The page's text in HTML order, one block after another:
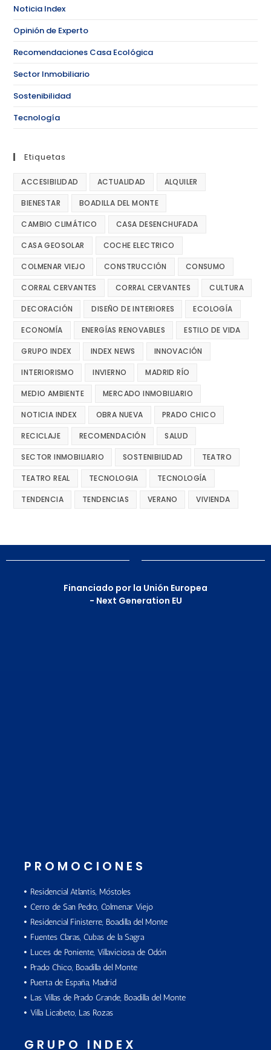
Noticia Index
Opinión de Experto
Recomendaciones Casa Ecológica
Sector Inmobiliario
Sostenibilidad
Tecnología
Etiquetas
ACCESIBILIDAD ACTUALIDAD ALQUILER
BIENESTAR BOADILLA DEL MONTE
CAMBIO CLIMÁTICO CASA DESENCHUFADA
CASA GEOSOLAR COCHE ELECTRICO
COLMENAR VIEJO CONSTRUCCIÓN CONSUMO
CORRAL CERVANTES CORRAL CERVANTES CULTURA
DECORACIÓN DISEÑO DE INTERIORES ECOLOGÍA
ECONOMÍA ENERGÍAS RENOVABLES ESTILO DE VIDA
GRUPO INDEX INDEX NEWS INNOVACIÓN
INTERIORISMO INVIERNO MADRID RÍO
MEDIO AMBIENTE MERCADO INMOBILIARIO
NOTICIA INDEX OBRA NUEVA PRADO CHICO
RECICLAJE RECOMENDACIÓN SALUD
SECTOR INMOBILIARIO SOSTENIBILIDAD TEATRO
TEATRO REAL TECNOLOGIA TECNOLOGÍA
TENDENCIA TENDENCIAS VERANO VIVIENDA
Financiado por la Unión Europea
- Next Generation EU
PROMOCIONES
Residencial Atlantis, Móstoles
Cerro de San Pedro, Colmenar Viejo
Residencial Finisterre, Boadilla del Monte
Fuentes Claras, Cubas de la Sagra
Luces de Poniente, Villaviciosa de Odón
Prado Chico, Boadilla del Monte
Puerta de España, Madrid
Las Villas de Prado Grande, Boadilla del Monte
Villa Licabeto, Las Rozas
GRUPO INDEX